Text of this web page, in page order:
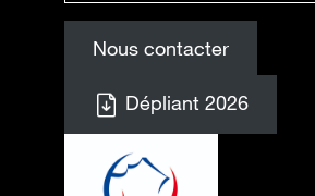
Nous contacter
Dépliant 2026